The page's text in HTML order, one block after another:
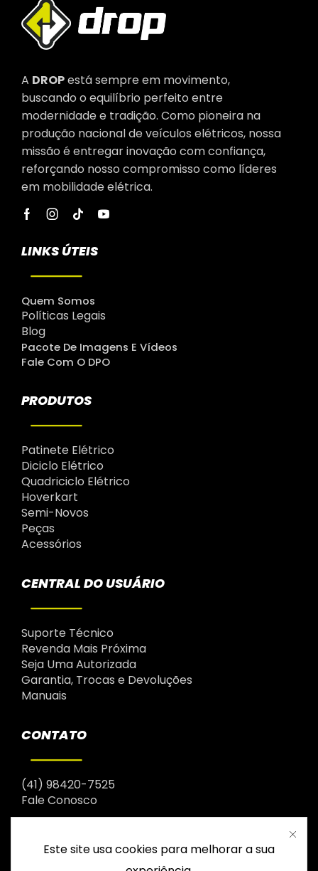
A DROPestá sempre em movimento,
buscando o equilíbrio perfeito entre
modernidade e tradição. Como pioneira na
produção nacional de veículos elétricos, nossa
missão é entregar inovação com confiança,
reforçando nosso compromisso como líderes
em mobilidade elétrica.
LINKS ÚTEIS
Quem Somos
Políticas Legais
Blog
Pacote De Imagens E Vídeos
Fale Com O DPO
PRODUTOS
Patinete Elétrico
Diciclo Elétrico
Quadriciclo Elétrico
Hoverkart
Semi-Novos
Peças
Acessórios
CENTRAL DO USUÁRIO
Suporte Técnico
Revenda Mais Próxima
Seja Uma Autorizada
Garantia, Trocas e Devoluções
Manuais
CONTATO
(41) 98420-7525
Fale Conosco
Este site usa cookies para melhorar a sua